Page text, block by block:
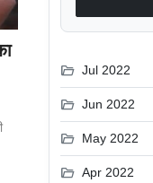
folder_open Jul 2022
folder_open Jun 2022
folder_open May 2022
folder_open Apr 2022